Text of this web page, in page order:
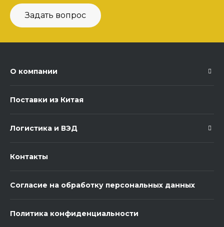
Задать вопрос
О компании
Поставки из Китая
Логистика и ВЭД
Контакты
Согласие на обработку персональных данных
Политика конфиденциальности